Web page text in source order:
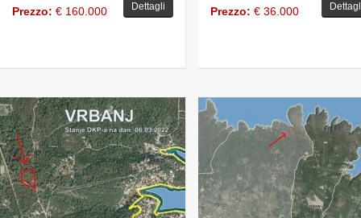
Prezzo: € 160.000 Dettagli Prezzo: € 36.000